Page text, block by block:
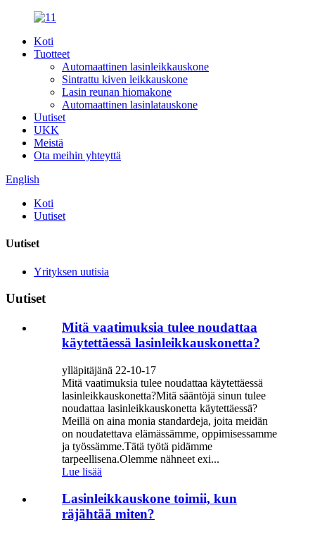
Koti
Tuotteet
Automaattinen lasinleikkauskone
Sintrattu kiven leikkauskone
Lasin reunan hiomakone
Automaattinen lasinlatauskone
Uutiset
UKK
Meistä
Ota meihin yhteyttä
English
Koti
Uutiset
Uutiset
Yrityksen uutisia
Uutiset
Mitä vaatimuksia tulee noudattaa
käytettäessä lasinleikkauskonetta?
ylläpitäjänä 22-10-17
Mitä vaatimuksia tulee noudattaa käytettäessä
lasinleikkauskonetta?Mitä sääntöjä sinun tulee
noudattaa lasinleikkauskonetta käytettäessä?
Meillä on aina monia standardeja, joita meidän
on noudatettava elämässämme, oppimisessamme
ja työssämme.Tätä työtä pidämme
tarpeellisena.Olemme nähneet exi...
Lue lisää
Lasinleikkauskone toimii, kun
räjähtää miten?